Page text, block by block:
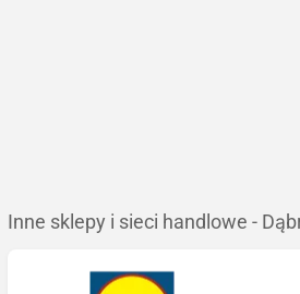
Inne sklepy i sieci handlowe -